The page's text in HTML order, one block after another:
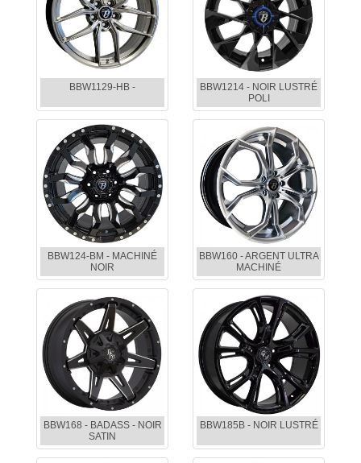
BBW1129-HB -
BBW1214 - NOIR LUSTRÉ
POLI
BBW124-BM - MACHINÉ
NOIR
BBW160 - ARGENT ULTRA
MACHINÉ
BBW168 - BADASS - NOIR
SATIN
BBW185B - NOIR LUSTRÉ